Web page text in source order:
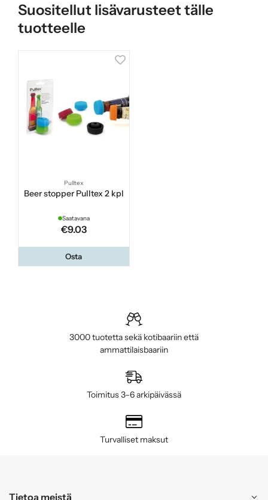
Suositellut lisävarusteet tälle
tuotteelle
Pulltex
Beer stopper Pulltex 2 kpl
Saatavana
€9.03
Osta
3000 tuotetta sekä kotibaariin että
ammattilaisbaariin
Toimitus 3–6 arkipäivässä
Turvalliset maksut
Tietoa meistä